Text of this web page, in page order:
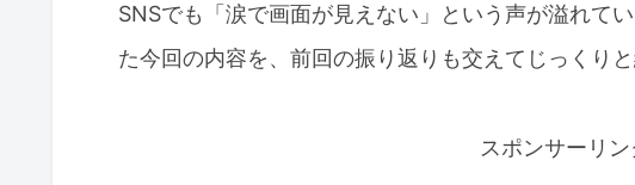
SNSでも「涙で画面が見えない」という声が溢れて
た今回の内容を、前回の振り返りも交えてじっくり
スポンサーリン